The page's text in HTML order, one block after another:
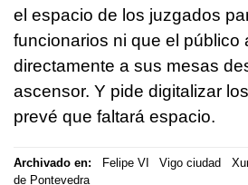
el espacio de los juzgados
funcionarios ni que el público
directamente a sus mesas
ascensor. Y pide digitalizar
prevé que faltará espacio.
Archivado en: Felipe VI Vigo ciudad
de Pontevedra